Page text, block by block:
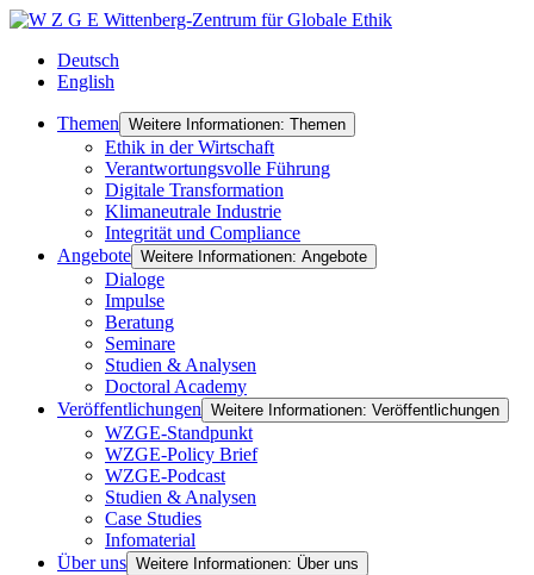
Deutsch
English
Themen Weitere Informationen: Themen
Ethik in der Wirtschaft
Verantwortungsvolle Führung
Digitale Transformation
Klimaneutrale Industrie
Integrität und Compliance
Angebote Weitere Informationen: Angebote
Dialoge
Impulse
Beratung
Seminare
Studien & Analysen
Doctoral Academy
Veröffentlichungen Weitere Informationen: Veröffentlichungen
WZGE-Standpunkt
WZGE-Policy Brief
WZGE-Podcast
Studien & Analysen
Case Studies
Infomaterial
Über uns Weitere Informationen: Über uns